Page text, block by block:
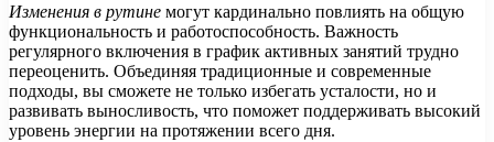
Изменения в рутине могут кардинально повлиять на общую
функциональность и работоспособность. Важность
регулярного включения в график активных занятий трудно
переоценить. Объединяя традиционные и современные
подходы, вы сможете не только избегать усталости, но и
развивать выносливость, что поможет поддерживать высокий
уровень энергии на протяжении всего дня.